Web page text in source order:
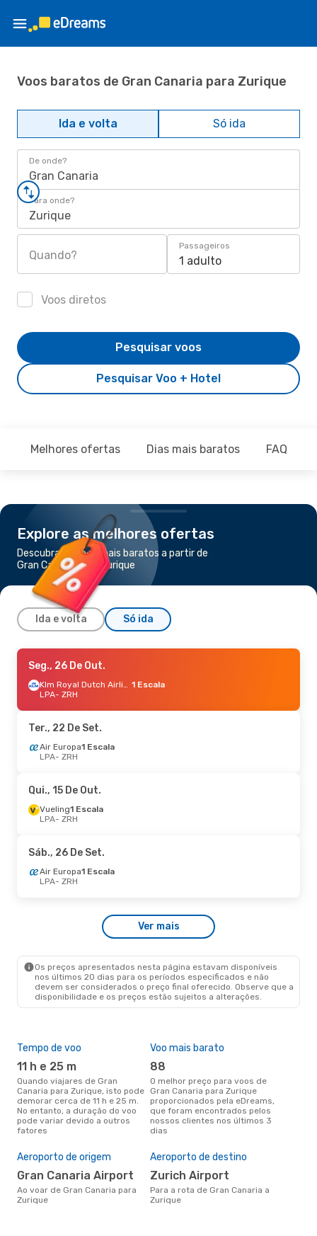
Voos baratos de Gran Canaria para Zurique
Ida e volta Só ida
De onde?
Gran Canaria
Para onde?
Zurique
Quando?
Passageiros
1 adulto
Voos diretos
Pesquisar Voo + Hotel
Pesquisar voos
Melhores ofertas Dias mais baratos FAQ
Explore as melhores ofertas
Descubra os voos mais baratos a partir de
Gran Canaria para Zurique
Ida e volta Só ida
Qui., 3 De Set.- Qui., 10 De Set.
Air Europa 1 Escala
LPA- ZRH
ZRH- LPA
Seg., 26 De Out.
Klm Royal Dutch Airlines 1 Escala
LPA- ZRH
Ter., 22 De Set.
Air Europa1 Escala
LPA- ZRH
Qui., 15 De Out.
Vueling1 Escala
LPA- ZRH
Sáb., 26 De Set.
Air Europa1 Escala
LPA- ZRH
Ver mais
Os preços apresentados nesta página estavam disponíveis
nos últimos 20 dias para os períodos especificados e não
devem ser considerados o preço final oferecido. Observe que a
disponibilidade e os preços estão sujeitos a alterações.
Tempo de voo
11 h e 25 m
Quando viajares de Gran
Canaria para Zurique, isto pode
demorar cerca de 11 h e 25 m.
No entanto, a duração do voo
pode variar devido a outros
fatores
Voo mais barato
88
O melhor preço para voos de
Gran Canaria para Zurique
proporcionados pela eDreams,
que foram encontrados pelos
nossos clientes nos últimos 3
dias
Aeroporto de origem
Gran Canaria Airport
Ao voar de Gran Canaria para
Zurique
Aeroporto de destino
Zurich Airport
Para a rota de Gran Canaria a
Zurique